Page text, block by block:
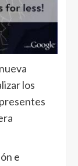
los
e